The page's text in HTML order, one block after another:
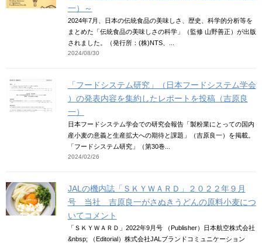
一）～
2024年7月、日本の伝統食品の美味しさ、歴史、科学的分析等を
まとめた「伝統食品の美味しさの科学」（監修 山野善正）が出版
されました。（発行所：(株)NTS、...
2024/08/30
「フードシステム研究」（日本フードシステム学会
）の発表内容を集約したレポートを投稿（吉原良
一）
日本フードシステム学会での研究会報告「製粉業にとっての国内
産小麦の意義と生産拡大への期待と課題」（吉原良一）を掲載。
「フードシステム研究」（第30巻...
2024/02/26
JALの機内誌「ＳＫＹＷＡＲＤ」２０２２年９月
号 当社 吉原良一がさぬきうどんの原料小麦につ
いてコメント
「ＳＫＹＷＡＲＤ」2022年9月号 （Publisher）日本航空株式会社
&nbsp; （Editorial）株式会社JALブランドコミュニケーション